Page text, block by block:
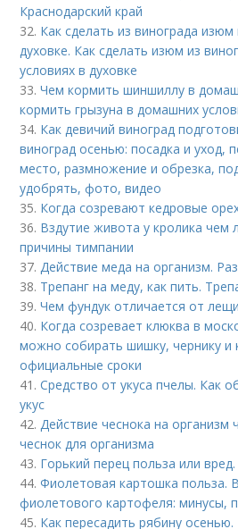
Краснодарский край
32. Как сделать из винограда
духовке. Как сделать изюм из
условиях в духовке
33.Чем кормить шиншиллу в
кормить грызуна в домашних
34. Как девичий виноград
виноград осенью: посадка и уход,
место, размножение и обрезка,
удобрять, фото, видео
35. Когда созревают кедровые
36. Вздутие живота у кролика чем
причины тимпании
37.Действие меда на организм.
38. Трепанг на меду, как пить.
39.Чем фундук отличается от
40. Когда созревает клюква в
можно собирать шишку, чернику и
официальные сроки
41.Средство от укуса пчелы. Как
укус
42.Действие чеснока на организм
чеснок для организма
43. Горький перец польза или
44.Фиолетовая картошка польза.
фиолетового картофеля: минусы,
45. Как пересадить рябину